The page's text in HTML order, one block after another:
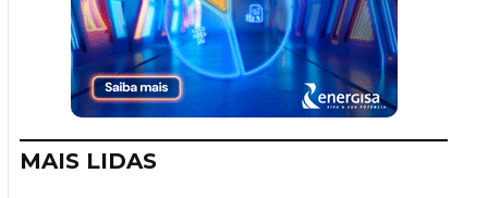
MAIS LIDAS